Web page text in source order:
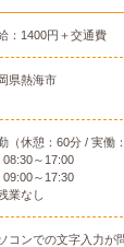
：1400円＋交通費
県熱海市
（休憩：60分 / 実働
08:30～17:00
09:00～17:30
業なし
コンでの文字入力が